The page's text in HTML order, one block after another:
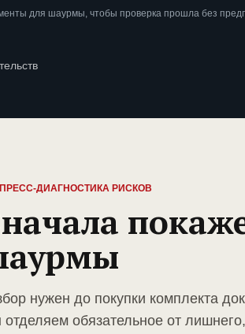
для шаурмы, чтобы проверка прошла без
ДИАГНОСТИКА РИСКОВ
нужен до покупки комплекта
обязательное от